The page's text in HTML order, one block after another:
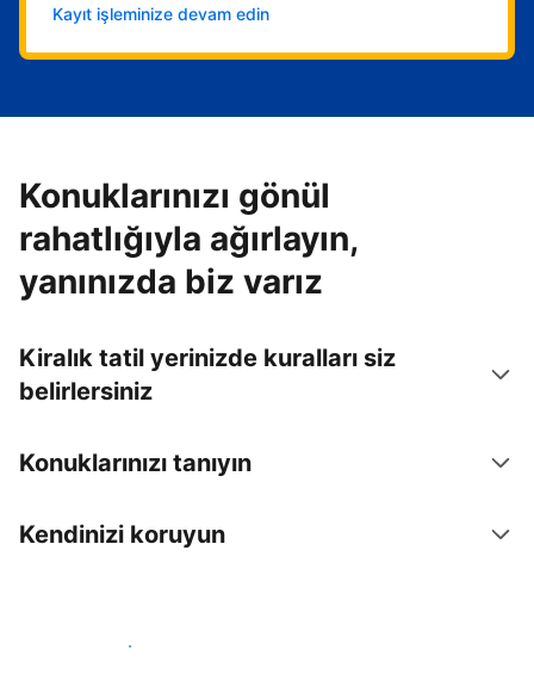
Kayıt işleminize devam edin
Konuklarınızı gönül
rahatlığıyla ağırlayın,
yanınızda biz varız
Kiralık tatil yerinizde kuralları siz
belirlersiniz
Konuklarınızı tanıyın
Kendinizi koruyun
Hemen tesis yayınla